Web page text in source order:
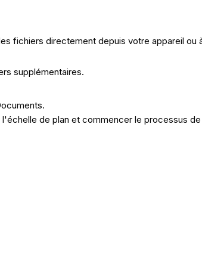
fichiers directement depuis votre appareil
supplémentaires.
de plan et commencer le processus